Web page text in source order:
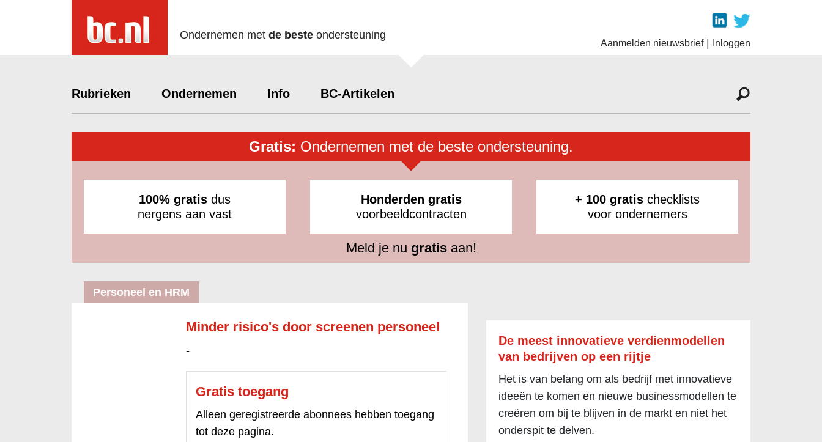
Ondernemen met de beste ondersteuning
Aanmelden nieuwsbrief| Inloggen
Rubrieken Ondernemen Info BC-Artikelen
Gratis: Ondernemen met de beste ondersteuning.
100% gratis dus
nergens aan vast
Honderden gratis
voorbeeldcontracten
+ 100 gratis checklists
voor ondernemers
Meld je nu gratisaan!
Personeel en HRM
Minder risico's door screenen personeel
-
Gratis toegang
Alleen geregistreerde abonnees hebben toegang
tot deze pagina.
De meest innovatieve verdienmodellen
van bedrijven op een rijtje
Het is van belang om als bedrijf met innovatieve
ideeën te komen en nieuwe businessmodellen te
creëren om bij te blijven in de markt en niet het
onderspit te delven.